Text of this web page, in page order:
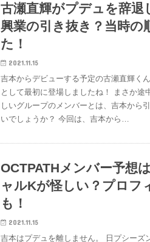
古瀬直輝がプデュを辞退
興業の引き抜き？当時の
た！
2021.11.15
吉本からデビューする予定の古瀬直輝く
として最初に登場しましたね！ まさか途
しいグループのメンバーとは、吉本から
いでしょうか？ 今回は、吉本から…
OCTPATHメンバー予想
ャルKが怪しい？プロフ
も！
2021.11.15
吉本はプデュを離しません。 日プシーズ